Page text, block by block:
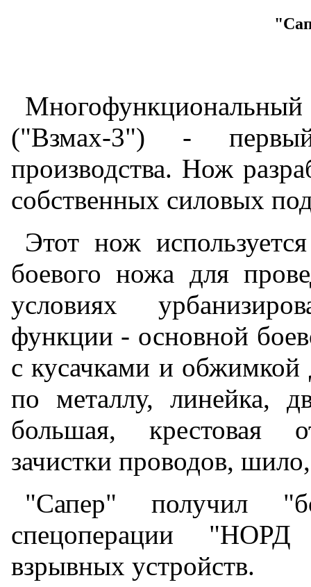
("Взмах-3") -
производства. Нож
собственных силовых
Этот нож
боевого ножа для
условиях
функции - основной
с кусачками и обжимкой
по металлу, линейка,
большая, крестовая
зачистки проводов,
"Сапер" получил
спецоперации
взрывных устройств.